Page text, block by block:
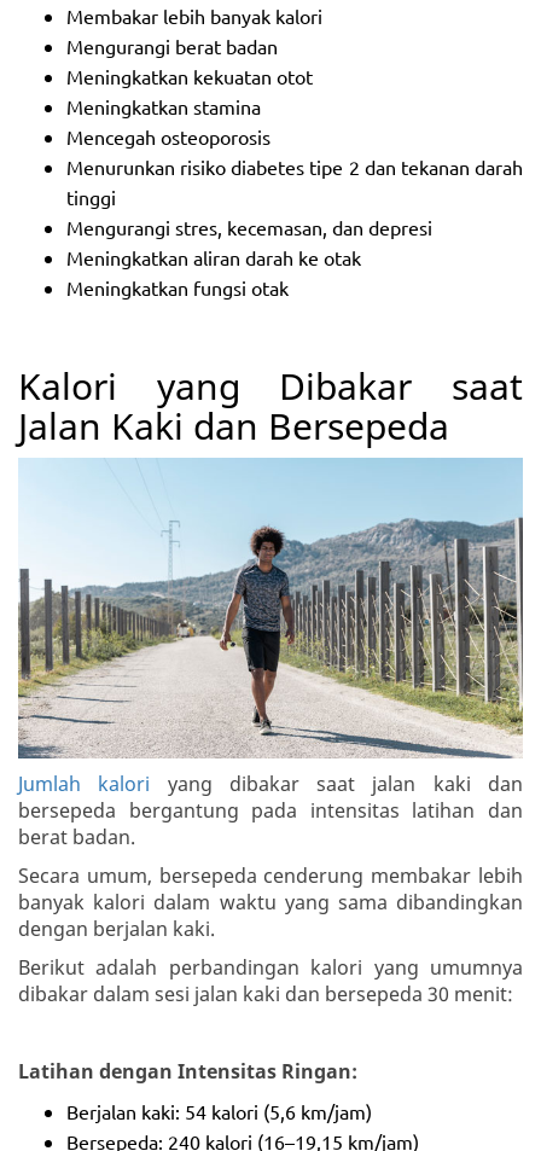
Membakar lebih banyak kalori
Mengurangi berat badan
Meningkatkan kekuatan otot
Meningkatkan stamina
Mencegah osteoporosis
Menurunkan risiko diabetes tipe 2 dan tekanan darah
tinggi
Mengurangi stres, kecemasan, dan depresi
Meningkatkan aliran darah ke otak
Meningkatkan fungsi otak
Kalori yang Dibakar saat
Jalan Kaki dan Bersepeda
Jumlah kalori yang dibakar saat jalan kaki dan
bersepeda bergantung pada intensitas latihan dan
berat badan.
Secara umum, bersepeda cenderung membakar lebih
banyak kalori dalam waktu yang sama dibandingkan
dengan berjalan kaki.
Berikut adalah perbandingan kalori yang umumnya
dibakar dalam sesi jalan kaki dan bersepeda 30 menit:
Latihan dengan Intensitas Ringan:
Berjalan kaki: 54 kalori (5,6 km/jam)
Bersepeda: 240 kalori (16–19,15 km/jam)